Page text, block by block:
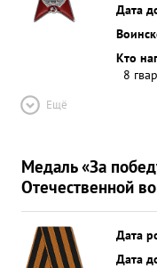
Дата
Кто
8
Ещё
Медаль «За
Отечественной
Дата
Дата